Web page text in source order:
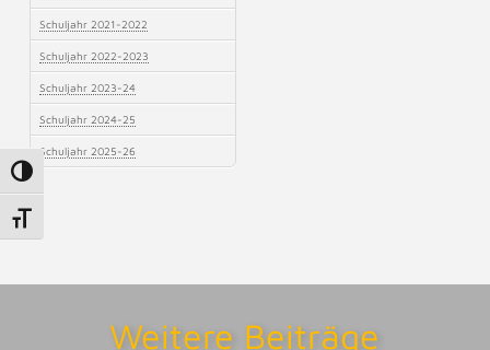
Umschalten auf hohe Kontraste
Schrift vergrößern
Schuljahr 2021-2022
Schuljahr 2022-2023
Schuljahr 2023-24
Schuljahr 2024-25
Schuljahr 2025-26
Weitere Beiträge